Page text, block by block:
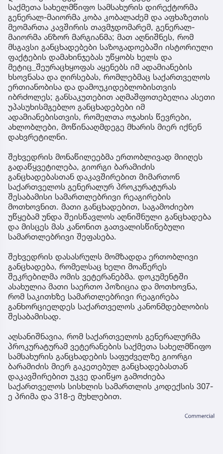
საქმეთა სახელმწიფო სამსახურის დირექტორმა
გენერალ-მაიორმა კობა კობალაძემ და აფხაზეთის
მეომართა კავშირის თავმჯდომარემ, გენერალ-
მაიორმა ანზორ მარგიანმა; მათ აღნიშნეს, რომ
მსგავსი განცხადებები საზოგადოებაში ისტორიული
ფაქტების დამახინჯებას უწყობს ხელს და
მეტიც_შეურაცხყოფას აყენებს იმ ადამიანების
ხსოვნასა და ღირსებას, რომლებმაც საქართველოს
ერთიანობისა და დამოუკიდებლობისთვის
იბრძოლეს; განსაკუთებით აღმაშფოთებელია ასეთი
უპასუხისმგებლო განცხადებები იმ
ადამიანებისთვის, რომელთა ოჯახის წევრები,
ახლობლები, მოწინააღმდეგე მხარის მიერ იქნენ
დახვრეტილნი.
შეხვედრის მონაწილეებმა ერთობლივად მიიღეს
გადაწყვეტილება, გიორგი ბარამიძის
განცხადებასთან დაკავშირებით მიმართონ
საქართველოს გენერალურ პროკურატურას
შესაბამისი სამართლებრივი რეაგირების
მოთხოვნით. მათი განცხადებით, საგამოძიებო
უწყებამ უნდა შეისწავლოს აღნიშნული განცხადება
და მისცეს მას კანონით გათვალისწინებული
სამართლებრივი შეფასება.
შეხვედრის დასასრულს მომზადდა ერთობლივი
განცხადება, რომელსაც ხელი მოაწერეს
შეკრებილმა ომის ვეტერანებმა. დოკუმენტში
ასახულია მათი საერთო პოზიცია და მოთხოვნა,
რომ საკითხზე სამართლებრივი რეაგირება
განხორციელდეს საქართველოს კანონმდებლობის
შესაბამისად.
აღსანიშნავია, რომ საქართველოს გენერალურმა
პროკურატურამ ვეტერანების საქმეთა სახელმწიფო
სამსახურის განცხადების საფუძველზე გიორგი
ბარამიძის მიერ გაკეთებულ განცხადებასთან
დაკავშირებით უკვე დაიწყო გამოძიება
საქართველოს სისხლის სამართლის კოდექსის 307-
ე პრიმა და 318-ე მუხლებით.